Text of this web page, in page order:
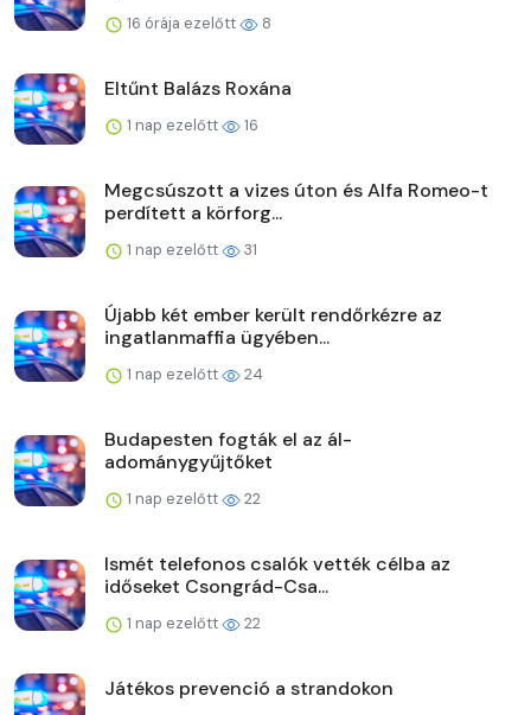
16 órája ezelőtt 8
Eltűnt Balázs Roxána
1 nap ezelőtt 16
Megcsúszott a vizes úton és Alfa Romeo-t
perdített a körforg...
1 nap ezelőtt 31
Újabb két ember került rendőrkézre az
ingatlanmaffia ügyében...
1 nap ezelőtt 24
Budapesten fogták el az ál-
adománygyűjtőket
1 nap ezelőtt 22
Ismét telefonos csalók vették célba az
időseket Csongrád-Csa...
1 nap ezelőtt 22
Játékos prevenció a strandokon